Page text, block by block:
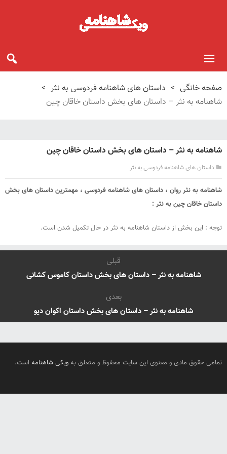
صفحه خانگی > داستان های شاهنامه فردوسی به نثر >
شاهنامه به نثر – داستان های بخش داستان خاقان چین
شاهنامه به نثر – داستان های بخش داستان خاقان چین
داستان های شاهنامه فردوسی به نثر
شاهنامه به نثر روان ، داستان های شاهنامه فردوسی ، مهمترین داستان های بخش
داستان خاقان چین به نثر :
توجه : این بخش از داستان شاهنامه به نثر در حال تکمیل شدن است.
قبلی
شاهنامه به نثر – داستان های بخش داستان کاموس کشانی
بعدی
شاهنامه به نثر – داستان های بخش داستان اکوان دیو
تمامی حقوق مادی و معنوی این سایت محفوظ و متعلق به ویکی شاهنامه است.